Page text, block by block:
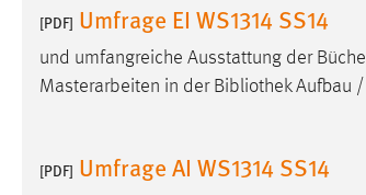
[PDF] Umfrage EI WS1314 SS14
und umfangreiche Ausstattung der
Masterarbeiten in der BibliothekAufbau /
[PDF] Umfrage AI WS1314 SS14
Cookie Laufzeit: